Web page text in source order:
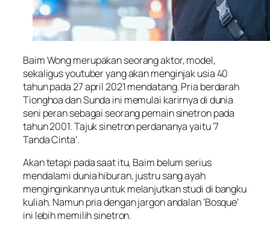
Baim Wong merupakan seorang aktor, model,
sekaligus youtuber yang akan menginjak usia 40
tahun pada 27 april 2021 mendatang. Pria berdarah
Tionghoa dan Sunda ini memulai karirnya di dunia
seni peran sebagai seorang pemain sinetron pada
tahun 2001. Tajuk sinetron perdananya yaitu ‘7
Tanda Cinta’.
Akan tetapi pada saat itu, Baim belum serius
mendalami dunia hiburan, justru sang ayah
menginginkannya untuk melanjutkan studi di bangku
kuliah. Namun pria dengan jargon andalan ‘Bosque’
ini lebih memilih sinetron.